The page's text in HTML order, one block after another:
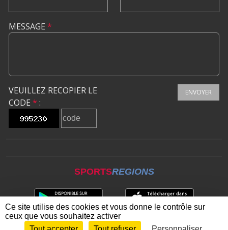
MESSAGE *
VEUILLEZ RECOPIER LE
CODE * :
ENVOYER
SPORTSREGIONS
Ce site utilise des cookies et vous donne le contrôle sur
ceux que vous souhaitez activer